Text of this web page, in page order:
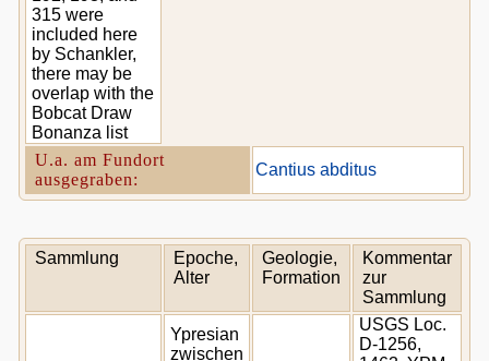
315 were
included here
by Schankler,
there may be
overlap with the
Bobcat Draw
Bonanza list
U.a. am Fundort
ausgegraben:
Cantius abditus
Sammlung
Epoche,
Alter
Geologie,
Formation
Kommentar
zur
Sammlung
Ypresian
zwischen
USGS Loc.
D-1256,